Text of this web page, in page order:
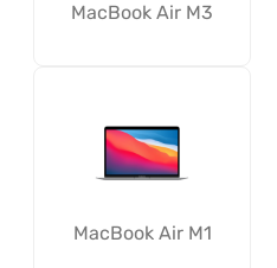
MacBook Air M3
MacBook Air M1